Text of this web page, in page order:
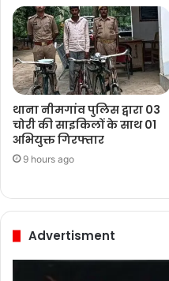
थाना नीमगांव पुलिस द्वारा 03
चोरी की साइकिलों के साथ 01
अभियुक्त गिरफ्तार
9 hours ago
Advertisment